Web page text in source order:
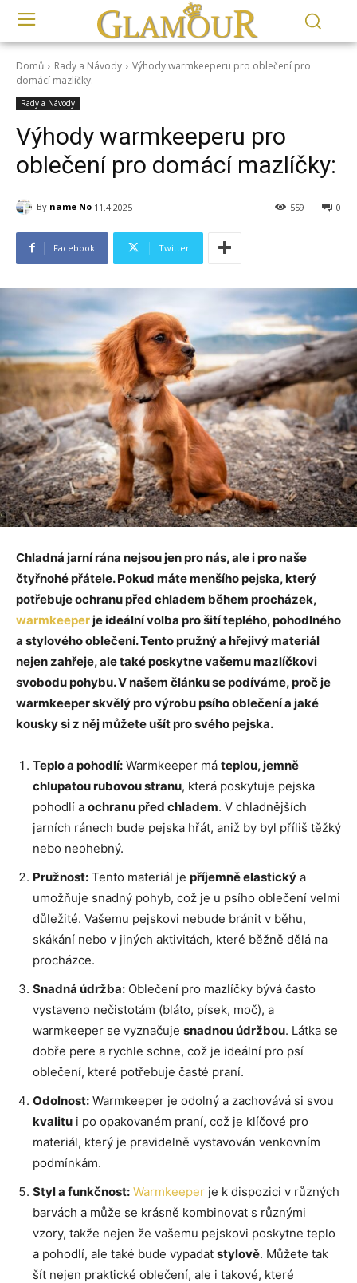
Domů Rady a Návody
Výhody warmkeeperu pro oblečení pro
domácí mazlíčky:
Rady a Návody
Výhody warmkeeperu pro
oblečení pro domácí mazlíčky:
By name No 11.4.2025 0
559
Facebook Twitter
Chladná jarní rána nejsou jen pro nás, ale i pro naše
čtyřnohé přátele. Pokud máte menšího pejska, který
potřebuje ochranu před chladem během procházek,
warmkeeperje ideální volba pro šití teplého, pohodlného
a stylového oblečení. Tento pružný a hřejivý materiál
nejen zahřeje, ale také poskytne vašemu mazlíčkovi
svobodu pohybu. V našem článku se podíváme, proč je
warmkeeper skvělý pro výrobu psího oblečení a jaké
kousky si z něj můžete ušít pro svého pejska.
Teplo a pohodlí: Warmkeeper má teplou, jemně
chlupatou rubovou stranu, která poskytuje pejska
pohodlí a ochranu před chladem. V chladnějších
jarních ránech bude pejska hřát, aniž by byl příliš těžký
nebo neohebný.
Pružnost: Tento materiál je příjemně elastický a
umožňuje snadný pohyb, což je u psího oblečení velmi
důležité. Vašemu pejskovi nebude bránit v běhu,
skákání nebo v jiných aktivitách, které běžně dělá na
procházce.
Snadná údržba: Oblečení pro mazlíčky bývá často
vystaveno nečistotám (bláto, písek, moč), a
warmkeeper se vyznačuje snadnou údržbou. Látka se
dobře pere a rychle schne, což je ideální pro psí
oblečení, které potřebuje časté praní.
Odolnost: Warmkeeper je odolný a zachovává si svou
kvalitu i po opakovaném praní, což je klíčové pro
materiál, který je pravidelně vystavován venkovním
podmínkám.
Styl a funkčnost: Warmkeeper je k dispozici v různých
barvách a může se krásně kombinovat s různými
vzory, takže nejen že vašemu pejskovi poskytne teplo
a pohodlí, ale také bude vypadat stylově. Můžete tak
šít nejen praktické oblečení, ale i takové, které